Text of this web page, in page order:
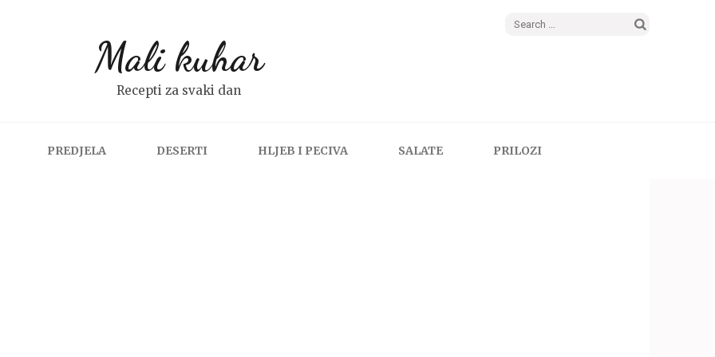
Search
Mali kuhar
Recepti za svaki dan
PREDJELA DESERTI HLJEB I PECIVA SALATE PRILOZI